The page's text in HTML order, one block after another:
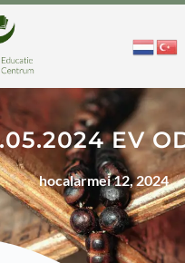
EV
hocalarmei 12, 2024